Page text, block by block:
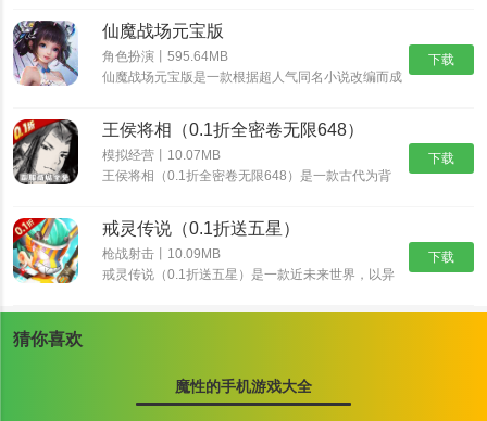
灭怪物会更快点。
合理的去运用不同的塔防组合，在战斗中可以更好的去进行战斗，轻
松的赢得战斗胜利。
快速的去消灭不同的怪物，将防御塔安排在合适的位置上，轻松的去
完成更多消灭任务。
怪物你过来呀游戏亮点
掌握更多的技巧方式，在面对不同的怪物群体，可以升级更高等级的
炮台，彻底消灭敌人。
多种的战斗场景画面都是可以去进行切换，合理的去利用地形的优势
去进行防御怪物。
解锁更多的防御系统，让家园的保护变得坚不可摧，更好的去守护住
大脑的智慧要合理的利用起来，掌握更多的技巧方式，组合更多的塔
喜欢的角色，不断的提高自我的魅力，如果玩家对我
和美女有个约会感兴趣的话，那就快来预约体验游玩
吧！
下载
仙魔战场元宝版
角色扮演丨595.64MB
仙魔战场元宝版是一款根据超人气同名小说改编而成
世界，穿梭在神秘的仙魔大陆，沉浸式交友修炼，酣
战各路仙魔。
下载
王侯将相（0.1折全密卷无限648）
模拟经营丨10.07MB
王侯将相（0.1折全密卷无限648）是一款古代为背
能，酣畅淋漓的战斗让你热血澎湃！
下载
戒灵传说（0.1折送五星）
枪战射击丨10.09MB
戒灵传说（0.1折送五星）是一款近未来世界，以异
新卡组，海量卡牌搭配及阵营组合，衍生出丰富策略
猜你喜欢
魔性的手机游戏大全